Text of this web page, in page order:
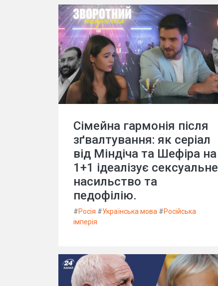
Сімейна гармонія після
зґвалтування: як серіал
від Міндіча та Шефіра на
1+1 ідеалізує сексуальне
насильство та
педофілію.
#Росія #Українська мова #Російська
імперія